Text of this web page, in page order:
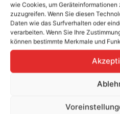
wie Cookies, um
zuzugreifen. Wenn Sie diesen
Daten wie das Surfverhalten oder
verarbeiten. Wenn Sie Ihre
können bestimmte Merkmale und
Mantelleitung NYM-J 5×1,5
Hersteller:
Diverse
Hersteller-Art. Nr.:
Zubehör-Typ:
AC
zzgl.